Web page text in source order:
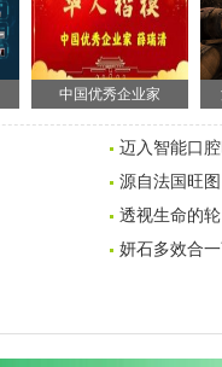
中国优秀企业家
迈入智能口
源自法国旺
透视生命的
妍石多效合